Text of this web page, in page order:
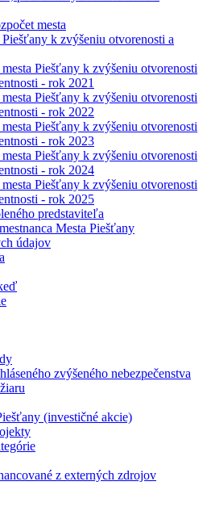
mesta
Piešťany k zvýšeniu otvorenosti a
Piešťany k zvýšeniu otvorenosti
- rok 2021
Piešťany k zvýšeniu otvorenosti
- rok 2022
Piešťany k zvýšeniu otvorenosti
- rok 2023
Piešťany k zvýšeniu otvorenosti
- rok 2024
Piešťany k zvýšeniu otvorenosti
- rok 2025
predstaviteľa
Mesta Piešťany
údajov
zvýšeného nebezpečenstva
(investičné akcie)
z externých zdrojov